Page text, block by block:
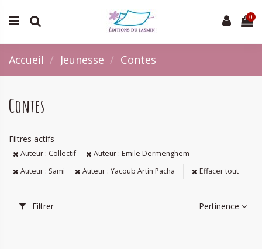
0
Accueil Jeunesse Contes
Contes
Filtres actifs
Auteur : Collectif
Auteur : Emile Dermenghem
Auteur : Sami
Auteur : Yacoub Artin Pacha Effacer tout
Filtrer Pertinence